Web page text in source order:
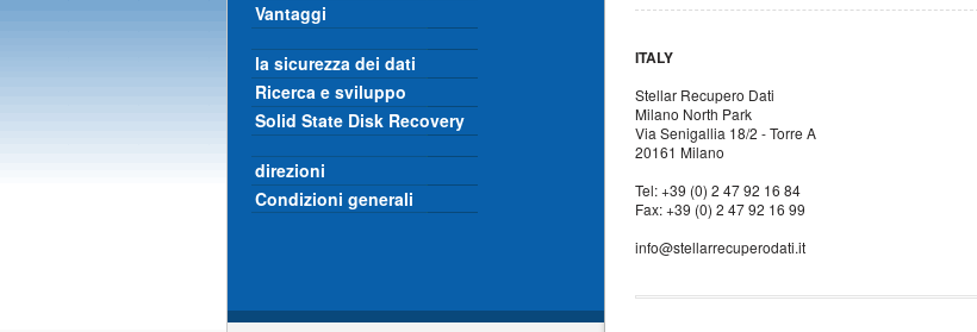
Vantaggi
la sicurezza dei dati
Ricerca e sviluppo
Solid State Disk Recovery
direzioni
Condizioni generali
ITALY
Stellar Recupero Dati
Milano North Park
Via Senigallia 18/2 - Torre A
20161 Milano
Tel: +39 (0) 2 47 92 16 84
Fax: +39 (0) 2 47 92 16 99
info@stellarrecuperodati.it